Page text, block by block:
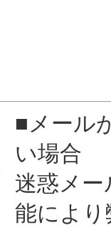
■メール
い場合
迷惑メー
能によ